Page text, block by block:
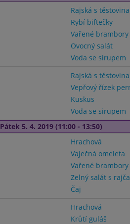
Rajská s
Rybí biftečky
Vařené
Ovocný salát
Voda se sirupem
Rajská s
Vepřový řízek
Kuskus
Voda se sirupem
Pátek 5. 4. 2019 (11:00 - 13:50)
Hrachová
Vaječná omeleta
Vařené
Zelný salát s
Čaj
Hrachová
Krůtí guláš